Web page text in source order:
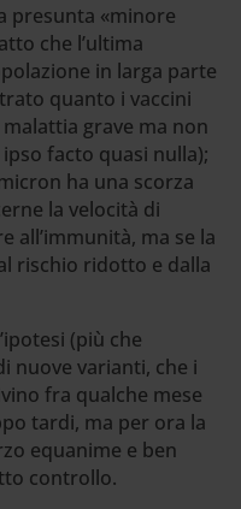
presunta «minore
che l’ultima
in larga parte
quanto i vaccini
grave ma non
facto quasi nulla);
ha una scorza
la velocità di
all’immunità, ma se la
rischio ridotto e dalla
(più che
nuove varianti, che i
fra qualche mese
tardi, ma per ora la
equanime e ben
controllo.